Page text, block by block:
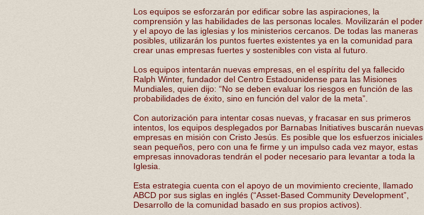
Los equipos se esforzarán por edificar sobre las aspiraciones, la
comprensión y las habilidades de las personas locales. Movilizarán el poder
y el apoyo de las iglesias y los ministerios cercanos. De todas las maneras
posibles, utilizarán los puntos fuertes existentes ya en la comunidad para
crear unas empresas fuertes y sostenibles con vista al futuro.
Los equipos intentarán nuevas empresas, en el espíritu del ya fallecido
Ralph Winter, fundador del Centro Estadounidense para las Misiones
Mundiales, quien dijo: “No se deben evaluar los riesgos en función de las
probabilidades de éxito, sino en función del valor de la meta”.
Con autorización para intentar cosas nuevas, y fracasar en sus primeros
intentos, los equipos desplegados por Barnabas Initiatives buscarán nuevas
empresas en misión con Cristo Jesús. Es posible que los esfuerzos iniciales
sean pequeños, pero con una fe firme y un impulso cada vez mayor, estas
empresas innovadoras tendrán el poder necesario para levantar a toda la
Iglesia.
Esta estrategia cuenta con el apoyo de un movimiento creciente, llamado
ABCD por sus siglas en inglés (“Asset-Based Community Development”,
Desarrollo de la comunidad basado en sus propios activos).